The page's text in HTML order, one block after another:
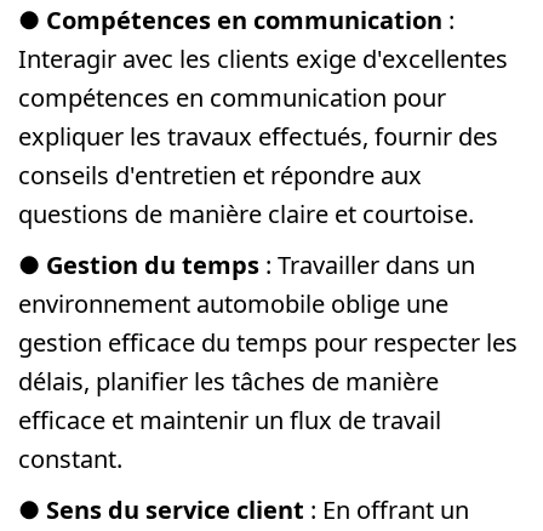
● Compétences en communication :
Interagir avec les clients exige d'excellentes
compétences en communication pour
expliquer les travaux effectués, fournir des
conseils d'entretien et répondre aux
questions de manière claire et courtoise.
● Gestion du temps: Travailler dans un
environnement automobile oblige une
gestion efficace du temps pour respecter les
délais, planifier les tâches de manière
efficace et maintenir un flux de travail
constant.
● Sens du service client : En offrant un